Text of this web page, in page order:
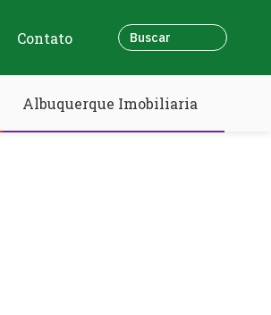
Contato
Albuquerque Imobiliaria